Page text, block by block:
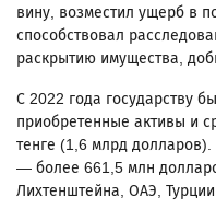
вину, возместил ущерб в
способствовал
раскрытию имущества,
С 2022 года государству
приобретенные активы и
тенге (1,6 млрд долларов).
— более 661,5 млн
Лихтенштейна, ОАЭ, Турции